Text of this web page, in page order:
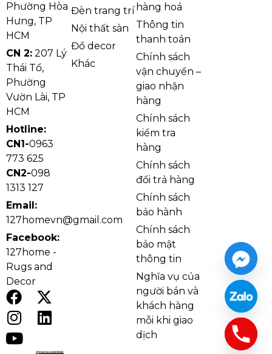
như những sợi dây sáng chảy theo một đường uyển
chuyển. Với hai phiên bản có chiều dài khác nhau
(L1200 và L1500), sản phẩm dễ dàng phù hợp với
không gian từ nhỏ đến lớn. Màu vàng sáng bóng từ
inox xi vàng không chỉ mang lại vẻ đẹp sang trọng
mà còn tăng thêm sự bền bỉ cho sản phẩm, giúp đèn
thả dễ dàng phối hợp với mọi phong cách trang trí
nội thất hiện đại.
Chi tiết đèn thả hiện đại THD602
Lý do nên chọn
Phường Hòa
Hưng, TP
HCM
CN 2: 207 Lý
Thái Tổ,
Phường
Vườn Lài, TP
HCM
Hotline:
CN1-0963
773 625
CN2-098
1313 127
Email:
127homevn@gmail.com
Facebook:
127home -
Rugs and
Decor
Đèn trang trí
Nội thất sàn
Đồ decor
Khác
hàng hoá
Thông tin
thanh toán
Chính sách
vận chuyển –
giao nhận
hàng
Chính sách
kiểm tra
hàng
Chính sách
đổi trả hàng
Chính sách
bảo hành
Chính sách
bảo mật
thông tin
Nghĩa vụ của
người bán và
khách hàng
mỗi khi giao
dịch